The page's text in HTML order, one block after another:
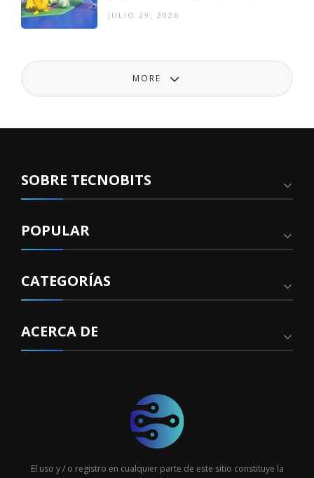
JULIO 29, 2026
MORE
SOBRE TECNOBITS
POPULAR
CATEGORÍAS
ACERCA DE
El uso y / o registro en cualquier parte de este sitio constituye la